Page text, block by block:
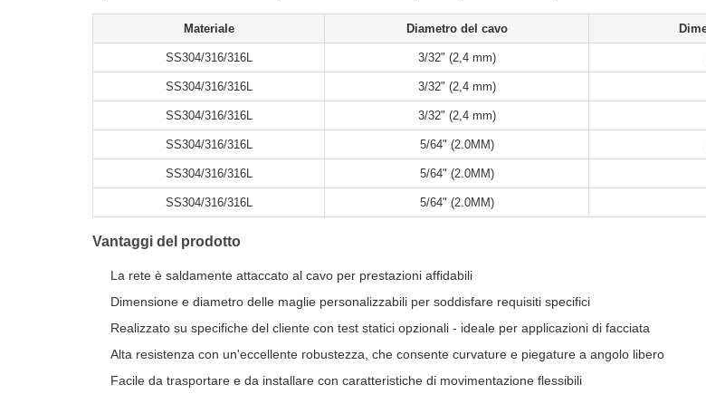
Materiale Diametro del cavo
SS304/316/316L 3/32" (2,4 mm)
SS304/316/316L 3/32" (2,4 mm)
SS304/316/316L 3/32" (2,4 mm)
SS304/316/316L 5/64" (2.0MM)
SS304/316/316L 5/64" (2.0MM)
SS304/316/316L 5/64" (2.0MM)
Vantaggi del prodotto
La rete è saldamente attaccato al cavo per prestazioni affidabili
Dimensione e diametro delle maglie personalizzabili per soddisfare requisiti specifici
Realizzato su specifiche del cliente con test statici opzionali - ideale per applicazioni di facciata
Alta resistenza con un'eccellente robustezza, che consente curvature e piegature a angolo libero
Facile da trasportare e da installare con caratteristiche di movimentazione flessibili